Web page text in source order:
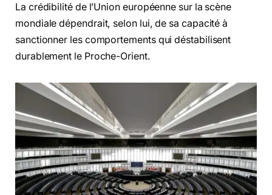
La crédibilité de l’Union européenne sur la scène
mondiale dépendrait, selon lui, de sa capacité à
sanctionner les comportements qui déstabilisent
durablement le Proche-Orient.